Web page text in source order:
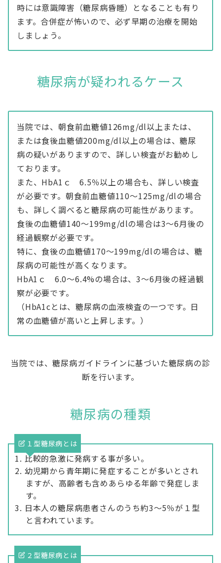
時には意識障害（糖尿病昏睡）となることも有り
ます。合併症が怖いので、必ず早期の治療を開始
しましょう。
糖尿病が疑われるケース
当院では、朝食前血糖値126mg/dl以上または、
または食後血糖値200mg/dl以上の場合は、糖尿
病の疑いがありますので、詳しい検査がお勧めし
ております。
また、HbA1ｃ 6.5％以上の場合も、詳しい検査
が必要です。朝食前血糖値110～125mg/dlの場合
も、詳しく調べると糖尿病の可能性があります。
食後の血糖値140～199mg/dlの場合は3～6月後の
経過観察が必要です。
特に、食後の血糖値170～199mg/dlの場合は、糖
尿病の可能性が高くなります。
HbA1ｃ 6.0～6.4%の場合は、3～6月後の経過観
察が必要です。
（HbA1cとは、糖尿病の血液検査の一つです。日
常の血糖値が高いと上昇します。）
当院では、糖尿病ガイドラインに基づいた糖尿病の診
断を行います。
糖尿病の種類
１型糖尿病とは
比較的急激に発病する事が多い。
幼児期から青年期に発症することが多いとされ
ますが、高齢者も含めあらゆる年齢で発症しま
す。
日本人の糖尿病患者さんのうち約3～5％が１型
と言われています。
２型糖尿病とは